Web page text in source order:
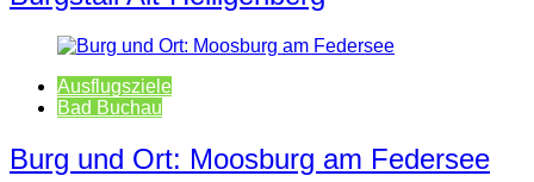
Ausflugsziele
Bad Buchau
Burg und Ort: Moosburg am Federsee